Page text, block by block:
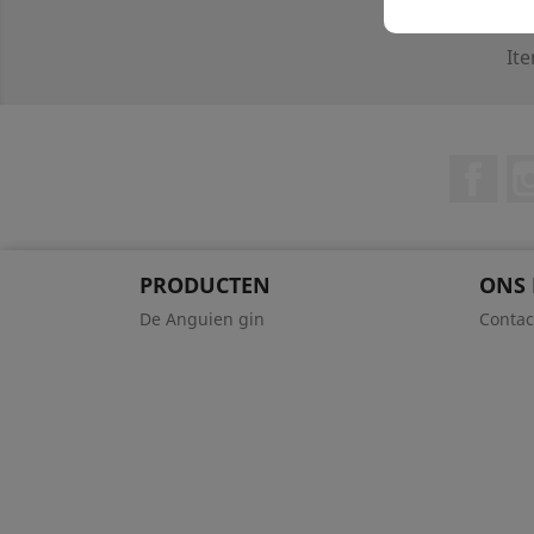
PRODUCTEN
De Anguien gin
ONS